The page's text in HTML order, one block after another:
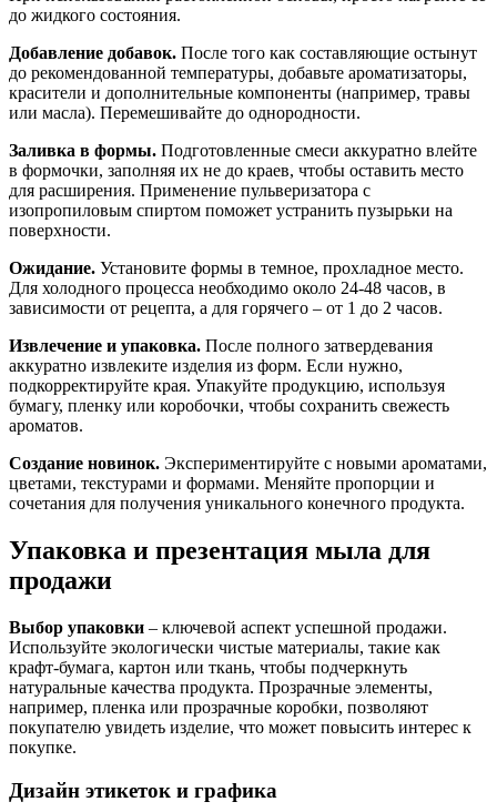
до жидкого состояния.
Добавление добавок. После того как составляющие остынут
до рекомендованной температуры, добавьте ароматизаторы,
красители и дополнительные компоненты (например, травы
или масла). Перемешивайте до однородности.
Заливка в формы. Подготовленные смеси аккуратно влейте
в формочки, заполняя их не до краев, чтобы оставить место
для расширения. Применение пульверизатора с
изопропиловым спиртом поможет устранить пузырьки на
поверхности.
Ожидание. Установите формы в темное, прохладное место.
Для холодного процесса необходимо около 24-48 часов, в
зависимости от рецепта, а для горячего – от 1 до 2 часов.
Извлечение и упаковка. После полного затвердевания
аккуратно извлеките изделия из форм. Если нужно,
подкорректируйте края. Упакуйте продукцию, используя
бумагу, пленку или коробочки, чтобы сохранить свежесть
ароматов.
Создание новинок. Экспериментируйте с новыми ароматами,
цветами, текстурами и формами. Меняйте пропорции и
сочетания для получения уникального конечного продукта.
Упаковка и презентация мыла для
продажи
Выбор упаковки – ключевой аспект успешной продажи.
Используйте экологически чистые материалы, такие как
крафт-бумага, картон или ткань, чтобы подчеркнуть
натуральные качества продукта. Прозрачные элементы,
например, пленка или прозрачные коробки, позволяют
покупателю увидеть изделие, что может повысить интерес к
покупке.
Дизайн этикеток и графика